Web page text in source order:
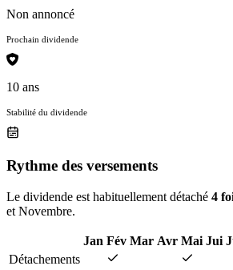
Non annoncé
Prochain dividende
10 ans
Stabilité du dividende
Rythme des versements
Le dividende est habituellement détaché 4
et Novembre.
Jan Fév Mar Avr Mai Jui
Détachements